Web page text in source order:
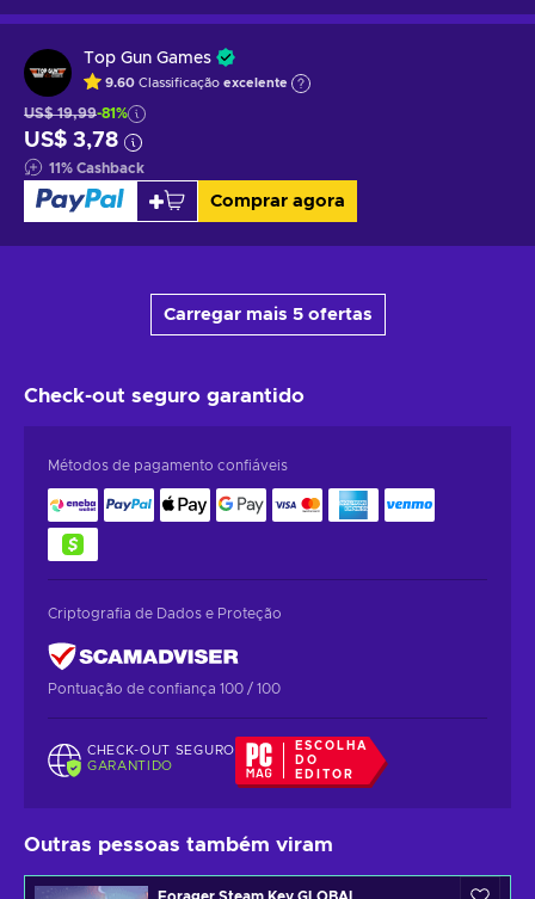
Top Gun Games
9.60 Classificação excelente
US$ 19,99-81%
US$ 3,78
11% Cashback
Comprar agora
Carregar mais 5 ofertas
Check-out seguro garantido
Métodos de pagamento confiáveis
Criptografia de Dados e Proteção
Pontuação de confiança 100 / 100
CHECK-OUT SEGURO
GARANTIDO
ESCOLHA
DO
EDITOR
Outras pessoas também viram
Forager Steam Key GLOBAL